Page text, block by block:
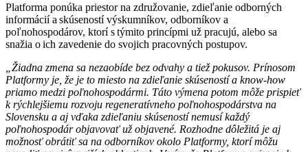
Platforma ponúka priestor na združovanie, zdieľanie odborných
informácií a skúseností výskumníkov, odborníkov a
poľnohospodárov, ktorí s týmito princípmi už pracujú, alebo sa
snažia o ich zavedenie do svojich pracovných postupov.
„Žiadna zmena sa nezaobíde bez odvahy a tiež pokusov. Prínosom
Platformy je, že je to miesto na zdieľanie skúseností a know-how
priamo medzi poľnohospodármi. Táto výmena potom môže prispieť
k rýchlejšiemu rozvoju regeneratívneho poľnohospodárstva na
Slovensku a aj vďaka zdieľaniu skúseností nemusí každý
poľnohospodár objavovať už objavené. Rozhodne dôležitá je aj
možnosť obrátiť sa na odborníkov okolo Platformy, ktorí môžu